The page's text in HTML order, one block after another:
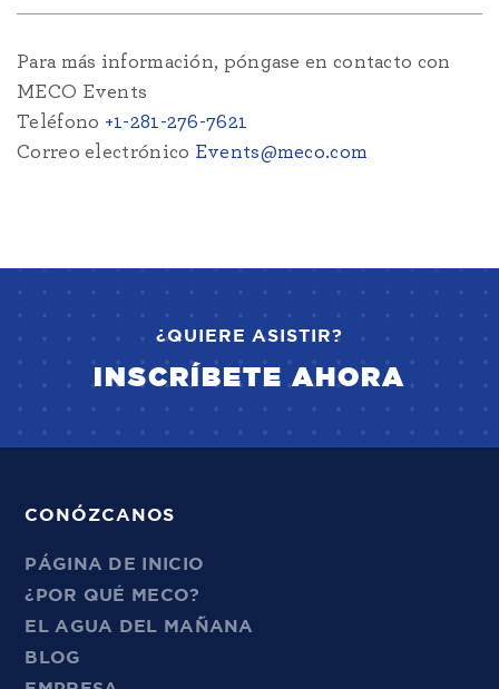
Para más información, póngase en contacto con
MECO Events
Teléfono +1-281-276-7621
Correo electrónico Events@meco.com
¿QUIERE ASISTIR?
INSCRÍBETE AHORA
CONÓZCANOS
PÁGINA DE INICIO
¿POR QUÉ MECO?
EL AGUA DEL MAÑANA
BLOG